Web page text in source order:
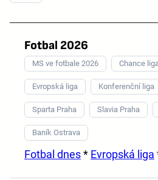
Fotbal 2026
MS ve fotbale 2026 Chance liga
Evropská liga Konferenční liga
Sparta Praha Slavia Praha
Baník Ostrava
Fotbal dnes* Evropská liga